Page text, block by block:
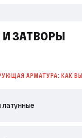
ЗАТВОРЫ
АРМАТУРА: КАК
латунные